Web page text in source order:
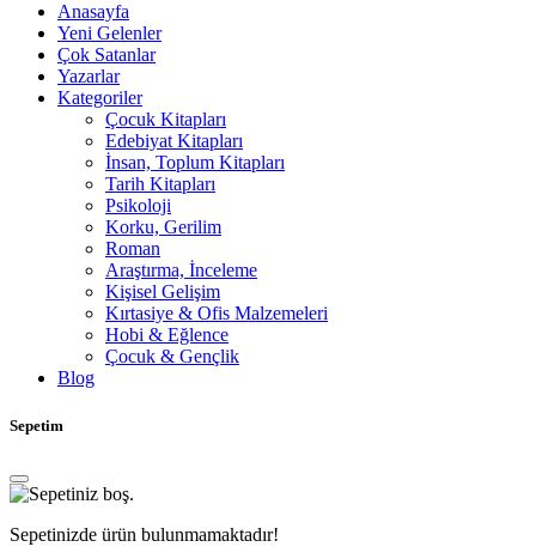
Anasayfa
Yeni Gelenler
Çok Satanlar
Yazarlar
Kategoriler
Çocuk Kitapları
Edebiyat Kitapları
İnsan, Toplum Kitapları
Tarih Kitapları
Psikoloji
Korku, Gerilim
Roman
Araştırma, İnceleme
Kişisel Gelişim
Kırtasiye & Ofis Malzemeleri
Hobi & Eğlence
Çocuk & Gençlik
Blog
Sepetim
Sepetinizde ürün bulunmamaktadır!